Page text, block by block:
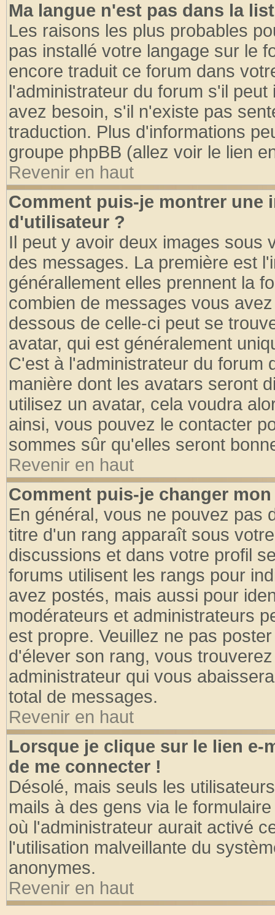
Ma langue n'est pas dans la
Les raisons les plus probables
pas installé votre langage sur le
encore traduit ce forum dans
l'administrateur du forum s'il
avez besoin, s'il n'existe pas
traduction. Plus d'informations
groupe phpBB (allez voir le lien
Revenir en haut
Comment puis-je montrer une
d'utilisateur ?
Il peut y avoir deux images sous
des messages. La première est
générallement elles prennent la
combien de messages vous
dessous de celle-ci peut se
avatar, qui est généralement
C'est à l'administrateur du forum
manière dont les avatars seront
utilisez un avatar, cela voudra
ainsi, vous pouvez le contacter
sommes sûr qu'elles seront
Revenir en haut
Comment puis-je changer
En général, vous ne pouvez pas
titre d'un rang apparaît sous
discussions et dans votre profil
forums utilisent les rangs pour
avez postés, mais aussi pour
modérateurs et administrateurs
est propre. Veuillez ne pas
d'élever son rang, vous
administrateur qui vous
total de messages.
Revenir en haut
Lorsque je clique sur le lien e-
de me connecter !
Désolé, mais seuls les
mails à des gens via le
où l'administrateur aurait activé
l'utilisation malveillante du
anonymes.
Revenir en haut